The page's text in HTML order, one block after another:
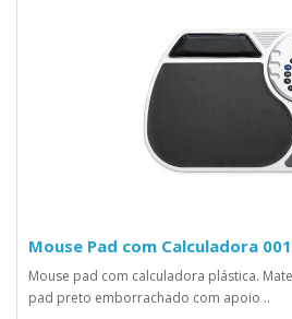
Mouse Pad com Calculadora
Mouse pad com calculadora plástica.
pad preto emborrachado com apoio ..